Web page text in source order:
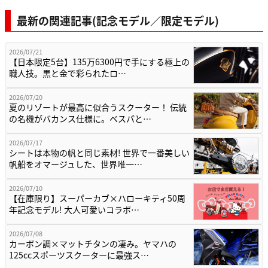
最新の関連記事(記念モデル／限定モデル)
2026/07/21
【日本限定5台】135万6300円で手にする極上の
職人技。黒と金で彩られたロ…
2026/07/20
夏のリゾートが最高に似合うスクーター！ 伝統
の名機がバカンス仕様に。ベスパと…
2026/07/17
シートは本物の帆と同じ素材! 世界で一番美しい
帆船をオマージュした、世界唯一…
2026/07/10
【在庫限り】スーパーカブ×ハローキティ50周
年記念モデル! 大人可愛いコラボ…
2026/07/08
カーボン調×マットチタンの凄み。ヤマハの
125ccスポーツスクーターに最強ス…